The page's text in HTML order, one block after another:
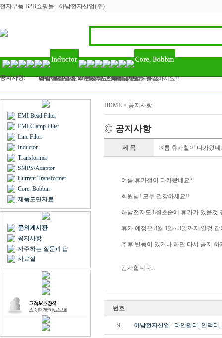
전자부품 B2B쇼핑몰 - 하남전자산업(주)
공지사항: 하남전자산업 - 라인필터, 인덕터, 트랜스 등..
2017 정유년 모두 건강하고 행복하세요
여름 휴가철이 다가왔네요? 회원님! 모두 건강하세요!!
벌써 11월 마지막주이네요..회원님 건강하세요!!
김민아님 입금 확인해주세요
EMI Bead Filter
EMI Clamp Filter
Line Filter
Inductor
Transformer
SMPS/Adaptor
Current Transformer
Core, Bobbin
제품도면자료
문의게시판
공지사항
자주하는 질문과 답
자료실
HOME > 공지사항
◎ 공지사항
제 목 여름 휴가철이 다가왔
여름 휴가철이 다가왔네요?
회원님! 모두 건강하세요!!
하남전자도 8월초순에 휴가가 있을것
휴가 예정은 8월 1일~ 3일까지 일것 같
추후 변동이 있거나 하면 다시 공지 하
감사합니다.
번호
9 하남전자산업 - 라인필터, 인덕터,